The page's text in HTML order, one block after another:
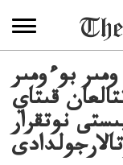
ومىر بوءومىر
قىتاي
نوتقرار